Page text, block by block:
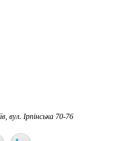
вул. Ірпінська 70-76